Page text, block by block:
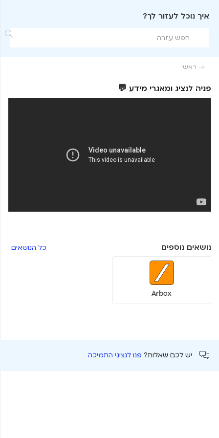
איך נוכל לעזור לך?

 ראשי
פניה לנציג ומאגרי מידע 💬
נושאים נוספים כל הנושאים
Arbox
יש לכם שאלות? פנו לנציגי התמיכה